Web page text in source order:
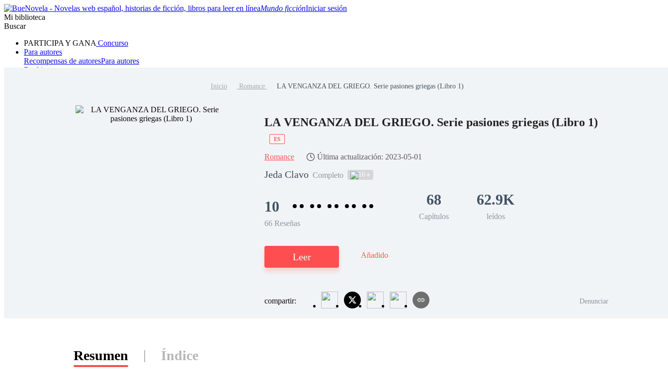
Mundo ficciónIniciar sesión
Mi biblioteca
Buscar
PARTICIPA Y GANA Concurso
Para autores
Recompensas de autoresPara autores
Ranking
Hombre loboMafiaSistemaFantasíaUrbano LGBTQ+
Inicio Romance LA VENGANZA DEL GRIEGO. Serie pasiones griegas (Libro 1)
LA VENGANZA DEL GRIEGO. Serie pasiones griegas (Libro 1)
ES
Romance Última actualización: 2023-05-01
Jeda Clavo Completo 16
10
66 Reseñas
68
Capítulos
62.9K
leídos
Leer Añadido
compartir: Denunciar
Resumen Índice